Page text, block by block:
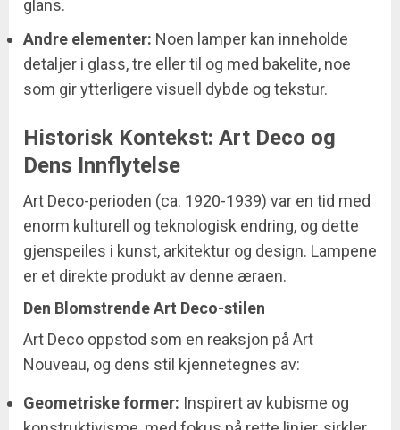
glans.
Andre elementer: Noen lamper kan inneholde
detaljer i glass, tre eller til og med bakelite, noe
som gir ytterligere visuell dybde og tekstur.
Historisk Kontekst: Art Deco og
Dens Innflytelse
Art Deco-perioden (ca. 1920-1939) var en tid med
enorm kulturell og teknologisk endring, og dette
gjenspeiles i kunst, arkitektur og design. Lampene
er et direkte produkt av denne æraen.
Den Blomstrende Art Deco-stilen
Art Deco oppstod som en reaksjon på Art
Nouveau, og dens stil kjennetegnes av:
Geometriske former: Inspirert av kubisme og